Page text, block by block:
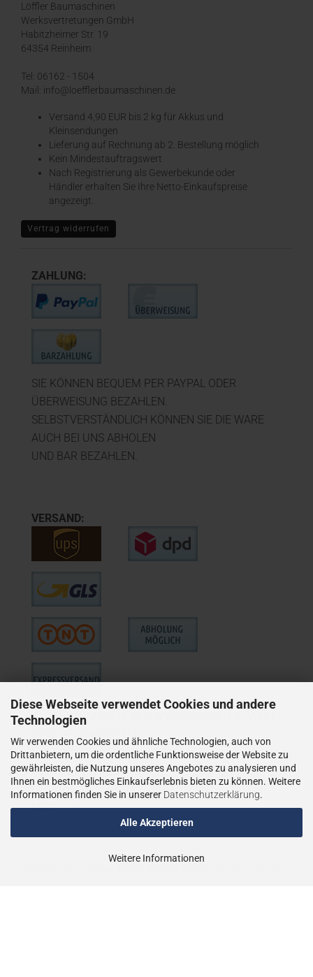
Diese Webseite verwendet Cookies und andere
Technologien
Wir verwenden Cookies und ähnliche Technologien, auch von
Drittanbietern, um die ordentliche Funktionsweise der Website zu
gewährleisten, die Nutzung unseres Angebotes zu analysieren und
Ihnen ein bestmögliches Einkaufserlebnis bieten zu können. Weitere
Informationen finden Sie in unserer Datenschutzerklärung.
Alle Akzeptieren
Weitere Informationen
Löffler Baumaschinen
Werksvertretungen GmbH
Habitzheimer Str. 19
64354 Reinheim
Tel: 06162 - 1504
Mail: info@loefflerbaumaschinen.de
Versand 4,90 EUR bis 2 kg für Akkus und
Kleinsendungen
​Lieferung auf Rechnung ab 2. Bestellung möglich
Kein Mindestauftragswert
Nach Registrierung als Gewerbekunde oder
Händler erhalten Sie Ihre Netto-Einkaufspreise
angezeigt.
Vertrag widerrufen
ZAHLUNG:
SIE KÖNNEN BEQUEM PER PAYPAL ODER
ÜBERWEISUNG BEZAHLEN.
SELBSTVERSTÄNDLICH KÖNNEN SIE DIE WARE
AUCH BEI UNS ABHOLEN
UND BAR BEZAHLEN.
VERSAND:
WIE VERSENDEN NUR ALS VERSICHERTES PAKET,
BZW. BEI GRÖSSEREN
LIEFERUNGEN ALS VERSICHERTER
SPEDITIONSVERSAND.
LIEFERUNGEN AN PACKSTATIONEN SIND NICHT
MÖGLICH.